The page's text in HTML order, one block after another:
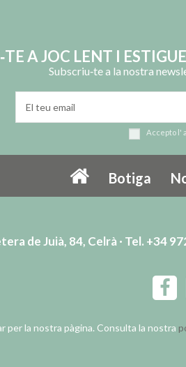
A JOC LENT I
Subscriu‑te a la nostra
Accepto l'
Botiga
de Juià, 84, Celrà · Tel. +34
PRIVACITAT TERMES I
per la nostra pàgina. Consulta la nostra